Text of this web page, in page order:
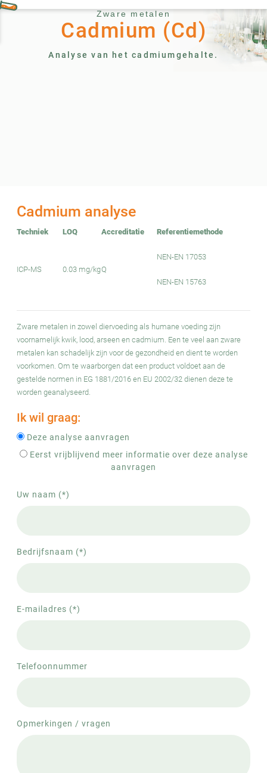
Zware metalen
Cadmium (Cd)
Analyse van het cadmiumgehalte.
Cadmium analyse
Techniek LOQ Accreditatie Referentiemethode
ICP-MS 0.03 mg/kgQ
NEN-EN 17053
NEN-EN 15763
Zware metalen in zowel diervoeding als humane voeding zijn
voornamelijk kwik, lood, arseen en cadmium. Een te veel aan zware
metalen kan schadelijk zijn voor de gezondheid en dient te worden
voorkomen. Om te waarborgen dat een product voldoet aan de
gestelde normen in EG 1881/2016 en EU 2002/32 dienen deze te
worden geanalyseerd.
Ik wil graag:
Deze analyse aanvragen
Eerst vrijblijvend meer informatie over deze analyse
aanvragen
Uw naam (*)
Bedrijfsnaam (*)
E-mailadres (*)
Telefoonnummer
Opmerkingen / vragen